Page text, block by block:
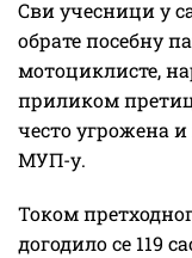
Сви учесници у
обрате посебну
мотоциклисте,
приликом
често угрожена
МУП-у.
Током
догодило се 119